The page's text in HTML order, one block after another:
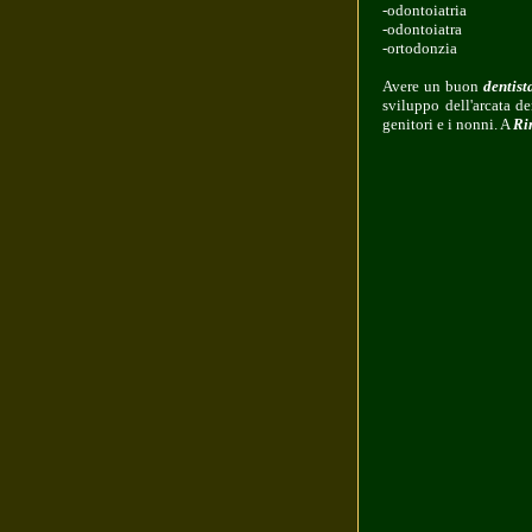
-odontoiatria
-odontoiatra
-ortodonzia
Avere un buon
sviluppo dell'arcata
genitori e i nonni. A